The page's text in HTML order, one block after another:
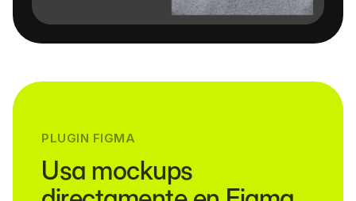
PLUGIN FIGMA
Usa mockups